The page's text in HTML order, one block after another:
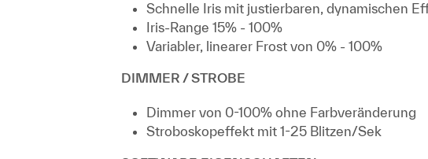
Schnelle Iris mit justierbaren, dynamischen
Iris-Range 15% - 100%
Variabler, linearer Frost von 0% - 100%
DIMMER / STROBE
Dimmer von 0-100% ohne Farbveränderung
Stroboskopeffekt mit 1-25 Blitzen/Sek